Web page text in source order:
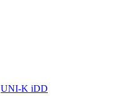
UNI-K iDD